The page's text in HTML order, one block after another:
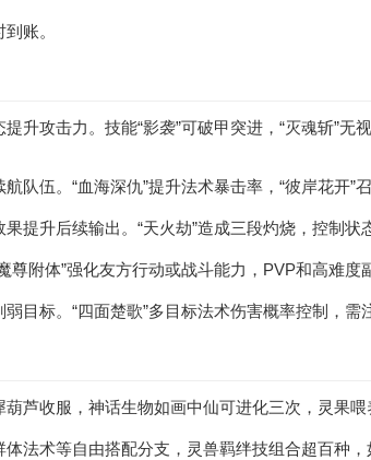
账。
升攻击力。技能“影袭”可破甲突进，“灭魂斩”
队伍。“血海深仇”提升法术暴击率，“彼岸花开”
提升后续输出。“天火劫”造成三段灼烧，控制
附体”强化友方行动或战斗能力，PVP和高难度
目标。“四面楚歌”多目标法术伤害概率控制，需
芦收服，神话生物如画中仙可进化三次，灵果
法术等自由搭配分支，灵兽羁绊技组合超百种